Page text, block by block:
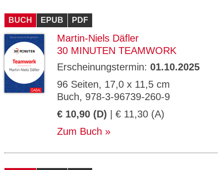
BUCH EPUB PDF
Martin-Niels Däfler
30 MINUTEN TEAMWORK
Erscheinungstermin: 01.10.2025
96 Seiten, 17,0 x 11,5 cm
Buch, 978-3-96739-260-9
€ 10,90 (D) | € 11,30 (A)
Zum Buch